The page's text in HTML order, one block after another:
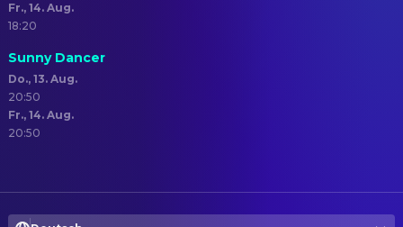
Fr., 14. Aug.
18:20
Sunny Dancer
Do., 13. Aug.
20:50
Fr., 14. Aug.
20:50